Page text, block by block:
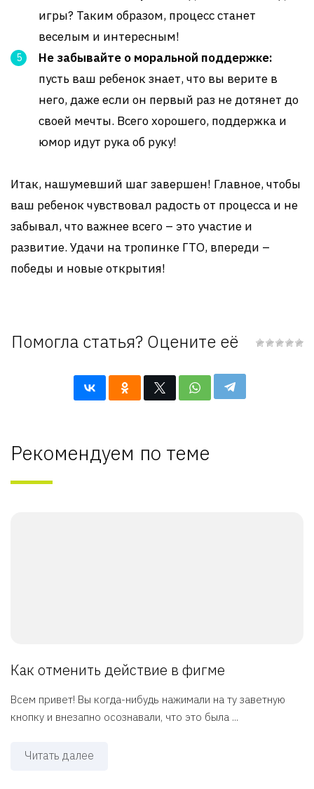
игры? Таким образом, процесс станет
веселым и интересным!
Не забывайте о моральной поддержке:
пусть ваш ребенок знает, что вы верите в
него, даже если он первый раз не дотянет до
своей мечты. Всего хорошего, поддержка и
юмор идут рука об руку!
Итак, нашумевший шаг завершен! Главное, чтобы
ваш ребенок чувствовал радость от процесса и не
забывал, что важнее всего – это участие и
развитие. Удачи на тропинке ГТО, впереди –
победы и новые открытия!
Помогла статья? Оцените её
Рекомендуем по теме
Как отменить действие в фигме
Всем привет! Вы когда-нибудь нажимали на ту заветную
кнопку и внезапно осознавали, что это была ...
Читать далее